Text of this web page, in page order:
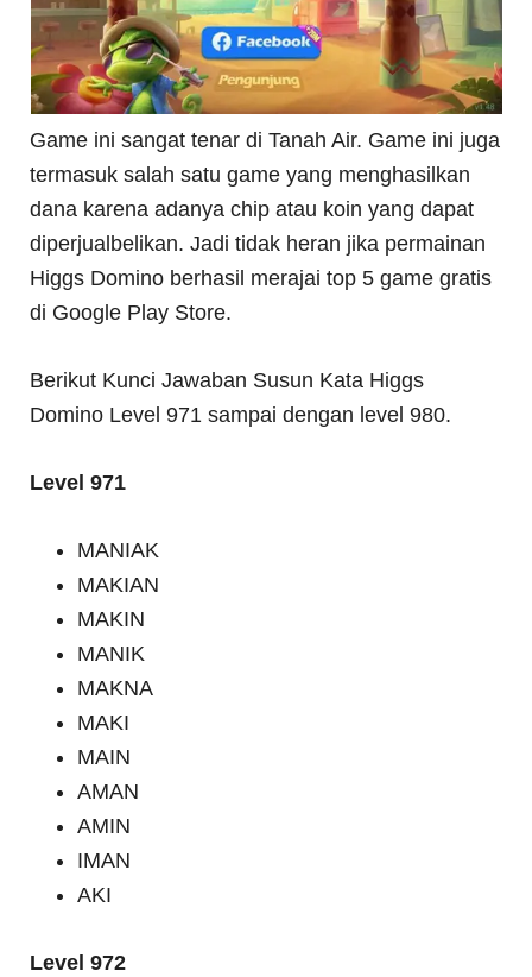
Game ini sangat tenar di Tanah Air. Game ini juga
termasuk salah satu game yang menghasilkan
dana karena adanya chip atau koin yang dapat
diperjualbelikan. Jadi tidak heran jika permainan
Higgs Domino berhasil merajai top 5 game gratis
di Google Play Store.
Berikut Kunci Jawaban Susun Kata Higgs
Domino Level 971 sampai dengan level 980.
Level 971
MANIAK
MAKIAN
MAKIN
MANIK
MAKNA
MAKI
MAIN
AMAN
AMIN
IMAN
AKI
Level 972